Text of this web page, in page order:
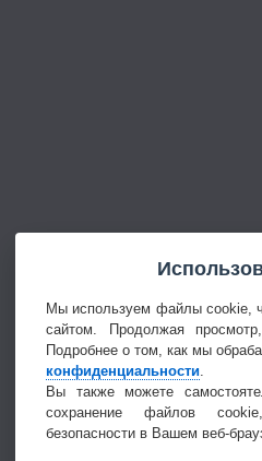
Мы используем файлы cookie,
сайтом. Продолжая
Подробнее о том, как мы
конфиденциальности
Вы также можете
сохранение файлов
безопасности в Вашем веб-